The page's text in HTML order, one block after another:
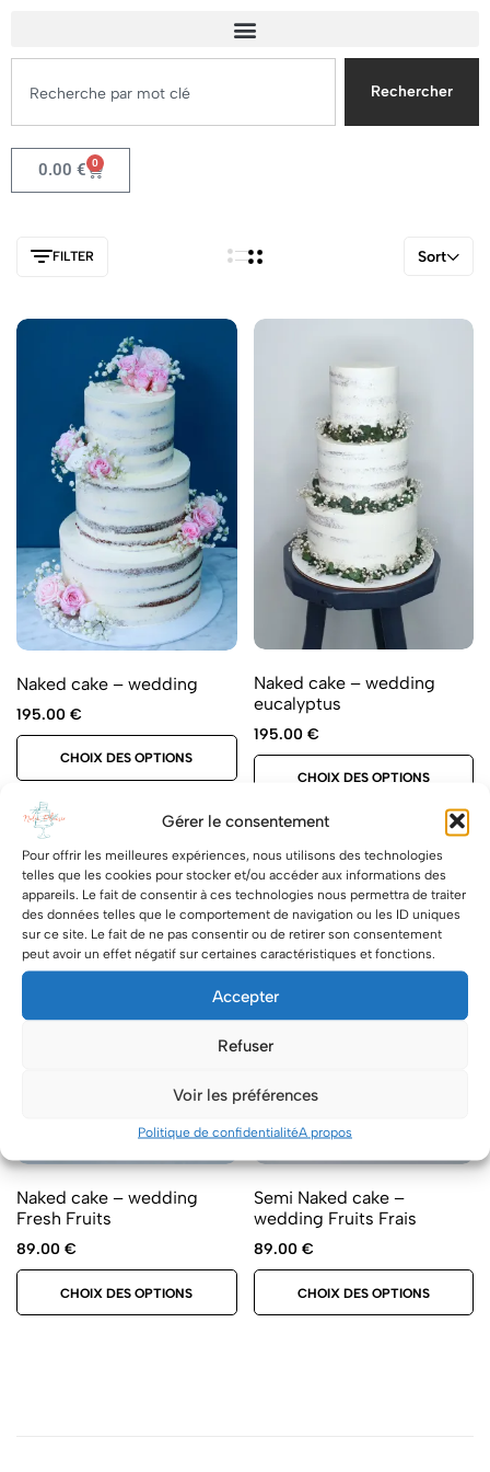
Gérer le consentement
Pour offrir les meilleures expériences, nous utilisons des technologies
telles que les cookies pour stocker et/ou accéder aux informations des
appareils. Le fait de consentir à ces technologies nous permettra de traiter
des données telles que le comportement de navigation ou les ID uniques
sur ce site. Le fait de ne pas consentir ou de retirer son consentement
peut avoir un effet négatif sur certaines caractéristiques et fonctions.
Accepter
Refuser
Voir les préférences
Politique de confidentialitéA propos
Rechercher
0.00 € 0
FILTER Sort
Naked cake – wedding
195.00 €
CHOIX DES OPTIONS
Naked cake – wedding
eucalyptus
195.00 €
CHOIX DES OPTIONS
Naked cake – wedding
Fresh Fruits
89.00 €
CHOIX DES OPTIONS
Semi Naked cake –
wedding Fruits Frais
89.00 €
CHOIX DES OPTIONS